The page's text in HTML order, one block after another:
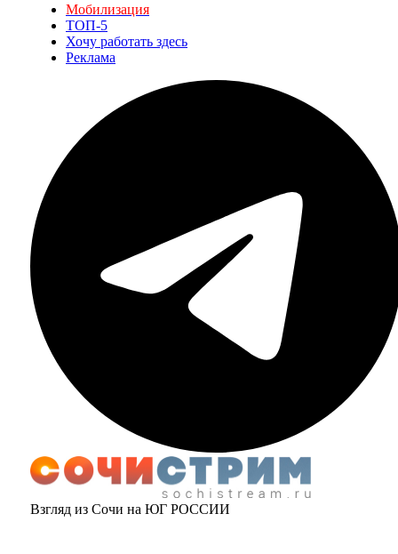
Мобилизация
ТОП-5
Хочу работать здесь
Реклама
Взгляд из Сочи на ЮГ РОССИИ